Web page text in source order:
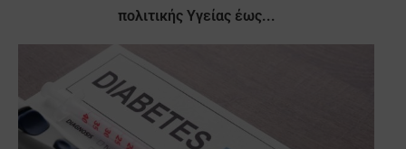
πολιτικής Υγείας έως...